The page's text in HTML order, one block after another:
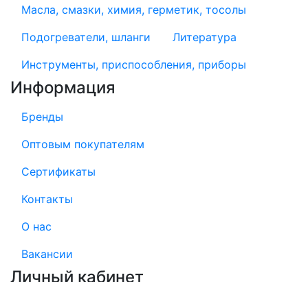
Масла, смазки, химия, герметик, тосолы
Подогреватели, шланги
Литература
Инструменты, приспособления, приборы
Информация
Бренды
Оптовым покупателям
Сертификаты
Контакты
О нас
Вакансии
Личный кабинет